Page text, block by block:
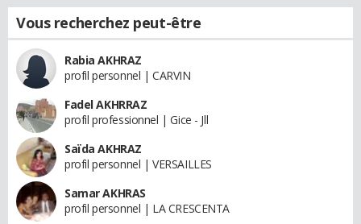
Vous recherchez peut-être
Rabia AKHRAZ
profil personnel | CARVIN
Fadel AKHRRAZ
profil professionnel | Gice - Jll
Saïda AKHRAZ
profil personnel | VERSAILLES
Samar AKHRAS
profil personnel | LA CRESCENTA